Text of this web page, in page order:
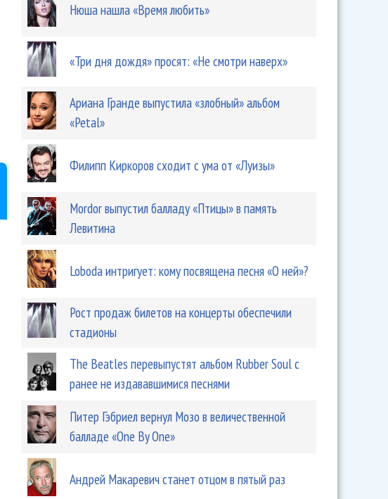
Нюша нашла «Время любить»
«Три дня дождя» просят: «Не смотри наверх»
Ариана Гранде выпустила «злобный» альбом
«Petal»
Филипп Киркоров сходит с ума от «Луизы»
Mordor выпустил балладу «Птицы» в память
Левитина
Loboda интригует: кому посвящена песня «О ней»?
Рост продаж билетов на концерты обеспечили
стадионы
The Beatles перевыпустят альбом Rubber Soul с
ранее не издававшимися песнями
Питер Гэбриел вернул Мозо в величественной
балладе «One By One»
Андрей Макаревич станет отцом в пятый раз